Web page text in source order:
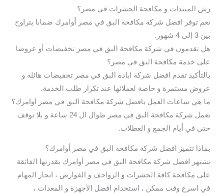
رش المبيدات و مكافحة الحشرات في مصر؟
نعم توفر افضل شركة مكافحة البق في مصر أوامرك ضمانا يتراوح
بين 3 إلى 4 شهور.
هل تقدمون في شركة مكافحة البق في مصر تخفيضات أو عروضا
على خدمة مكافحة البق في مصر؟
بالتأكيد تقدم افضل شركة ابادة البق في مصر تخفيضات هائلة و
عروض مستمرة و خاصة لعملائها عند تكرار طلب الخدمة.
ما هي ساعات العمل بافضل شركة مكافحة البق في مصر أوامرك؟
تعمل شركة مكافحة البق في مصر طوال ال 24 ساعة و بلا توقف
حتى في أيام الجمع و العطلات.
بماذا تتميز افضل شركة مكافحة البق في مصر أوامرك؟
تشتهر افضل شركة مكافحة البق في مصر أوامرك بقدرتها الفائقة
على مكافحة كافة الحشرات و الزواحف و القوارض ، انجاز المهام
في اسرع وقت ممكن ، استخدام افضل الأجهزة و المعدات ،